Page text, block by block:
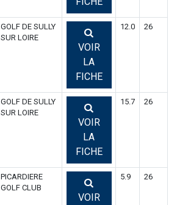
GOLF DE SULLY
SUR LOIRE
VOIR
LA
FICHE
12.0 26
GOLF DE SULLY
SUR LOIRE
VOIR
LA
FICHE
15.7 26
PICARDIERE
GOLF CLUB
VOIR
5.9 26